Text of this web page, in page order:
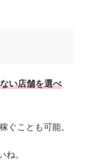
い店舗を選べ
ぐことも可能。
。